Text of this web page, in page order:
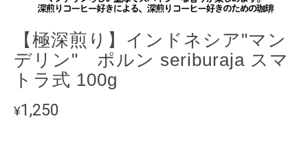
【極深煎り】インドネシア"マン
デリン" ポルン seriburaja スマ
トラ式 100g
¥1,250